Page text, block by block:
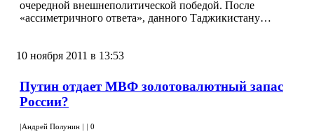
очередной внешнеполитической победой. После
«ассиметричного ответа», данного Таджикистану…
10 ноября 2011 в 13:53
Путин отдает МВФ золотовалютный запас
России?
Андрей Полунин 0